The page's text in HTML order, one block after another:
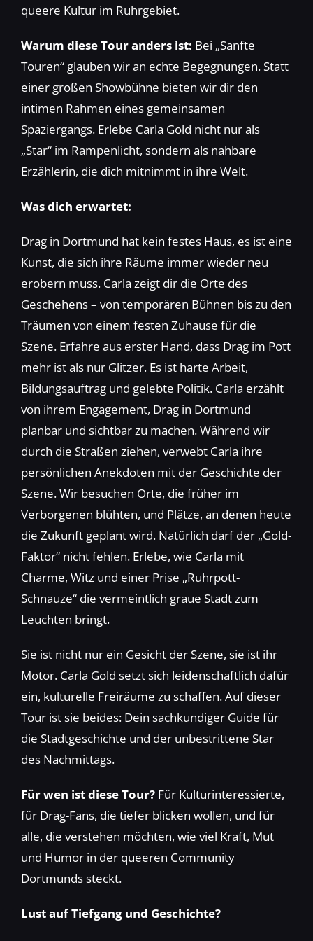
queere Kultur im Ruhrgebiet.
Warum diese Tour anders ist: Bei „Sanfte
Touren“ glauben wir an echte Begegnungen. Statt
einer großen Showbühne bieten wir dir den
intimen Rahmen eines gemeinsamen
Spaziergangs. Erlebe Carla Gold nicht nur als
„Star“ im Rampenlicht, sondern als nahbare
Erzählerin, die dich mitnimmt in ihre Welt.
Was dich erwartet:
Drag in Dortmund hat kein festes Haus, es ist eine
Kunst, die sich ihre Räume immer wieder neu
erobern muss. Carla zeigt dir die Orte des
Geschehens – von temporären Bühnen bis zu den
Träumen von einem festen Zuhause für die
Szene. Erfahre aus erster Hand, dass Drag im Pott
mehr ist als nur Glitzer. Es ist harte Arbeit,
Bildungsauftrag und gelebte Politik. Carla erzählt
von ihrem Engagement, Drag in Dortmund
planbar und sichtbar zu machen. Während wir
durch die Straßen ziehen, verwebt Carla ihre
persönlichen Anekdoten mit der Geschichte der
Szene. Wir besuchen Orte, die früher im
Verborgenen blühten, und Plätze, an denen heute
die Zukunft geplant wird. Natürlich darf der „Gold-
Faktor“ nicht fehlen. Erlebe, wie Carla mit
Charme, Witz und einer Prise „Ruhrpott-
Schnauze“ die vermeintlich graue Stadt zum
Leuchten bringt.
Sie ist nicht nur ein Gesicht der Szene, sie ist ihr
Motor. Carla Gold setzt sich leidenschaftlich dafür
ein, kulturelle Freiräume zu schaffen. Auf dieser
Tour ist sie beides: Dein sachkundiger Guide für
die Stadtgeschichte und der unbestrittene Star
des Nachmittags.
Für wen ist diese Tour? Für Kulturinteressierte,
für Drag-Fans, die tiefer blicken wollen, und für
alle, die verstehen möchten, wie viel Kraft, Mut
und Humor in der queeren Community
Dortmunds steckt.
Lust auf Tiefgang und Geschichte?